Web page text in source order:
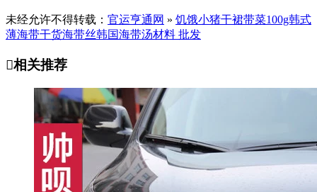
未经允许不得转载： 官运亨通网 » 饥饿小猪干裙带菜100g韩式
薄海带干货海带丝韩国海带汤材料 批发
相关推荐